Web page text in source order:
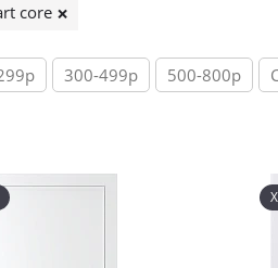
core
300-499р 500-800р